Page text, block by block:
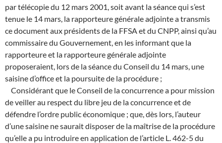
par télécopie du 12 mars 2001, soit avant la séance qui s’est
tenue le 14 mars, la rapporteure générale adjointe a transmis
ce document aux présidents de la FFSA et du CNPP, ainsi qu’au
commissaire du Gouvernement, en les informant que la
rapporteure et la rapporteure générale adjointe
proposeraient, lors de la séance du Conseil du 14 mars, une
saisine d’office et la poursuite de la procédure ;
Considérant que le Conseil de la concurrence a pour mission
de veiller au respect du libre jeu de la concurrence et de
défendre l’ordre public économique ; que, dès lors, l’auteur
d’une saisine ne saurait disposer de la maîtrise de la procédure
qu’elle a pu introduire en application de l’article L. 462-5 du